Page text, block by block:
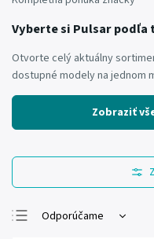
Vyberte si Pulsar
Otvorte celý aktuálny
dostupné modely na jednom
Zobraziť
Odporúčame